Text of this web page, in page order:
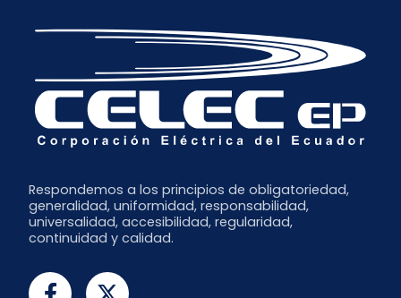
Respondemos a los principios de obligatoriedad,
generalidad, uniformidad, responsabilidad,
universalidad, accesibilidad, regularidad,
continuidad y calidad.